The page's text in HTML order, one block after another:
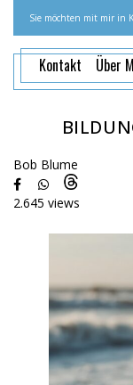
Sie möchten mit mir in
Kontakt Über
Bob Blume
2.645 views